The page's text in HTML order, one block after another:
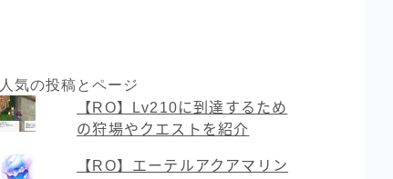
人気の投稿とページ
【RO】Lv210に到達するため
の狩場やクエストを紹介
【RO】エーテルアクアマリン